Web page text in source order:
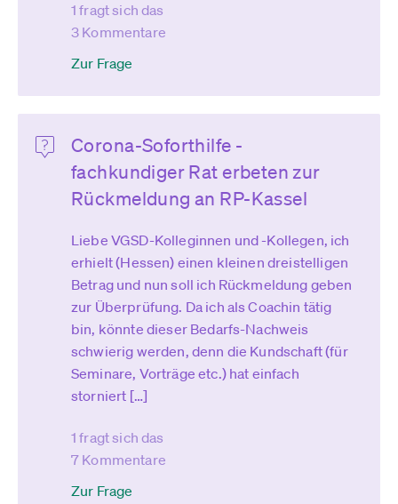
1 fragt sich das
3 Kommentare
Zur Frage
Corona-Soforthilfe -
fachkundiger Rat erbeten zur
Rückmeldung an RP-Kassel
Liebe VGSD-Kolleginnen und -Kollegen, ich
erhielt (Hessen) einen kleinen dreistelligen
Betrag und nun soll ich Rückmeldung geben
zur Überprüfung. Da ich als Coachin tätig
bin, könnte dieser Bedarfs-Nachweis
schwierig werden, denn die Kundschaft (für
Seminare, Vorträge etc.) hat einfach
storniert […]
1 fragt sich das
7 Kommentare
Zur Frage